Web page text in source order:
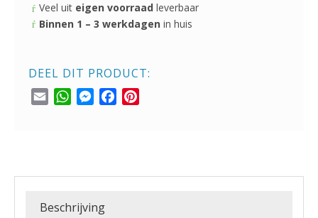
Veel uit eigen voorraad leverbaar
Binnen 1 – 3 werkdagen in huis
DEEL DIT PRODUCT:
Email
WhatsApp
Messenger
Facebook
Beschrijving